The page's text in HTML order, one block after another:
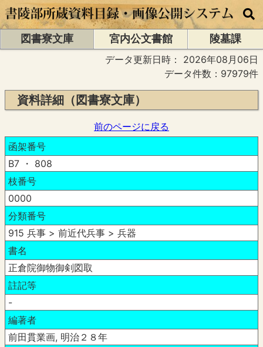
図書寮文庫 宮内公文書館
陵墓課
データ更新日時： 2026年08月06日
データ件数：97979件
資料詳細（図書寮文庫）
前のページに戻る
函架番号
B7 ・ 808
枝番号
0000
分類番号
915 兵事 > 前近代兵事 > 兵器
書名
正倉院御物御剣図取
註記等
-
編著者
前田貫業画, 明治２８年